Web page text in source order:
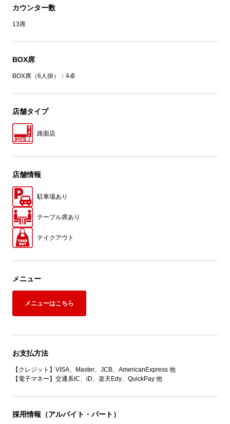
カウンター数
13席
BOX席
BOX席（6人掛）：4卓
店舗タイプ
路面店
店舗情報
駐車場あり
テーブル席あり
テイクアウト
メニュー
メニューはこちら
お支払方法
【クレジット】VISA、Master、JCB、AmericanExpress 他
【電子マネー】交通系IC、iD、楽天Edy、QuickPay 他
採用情報（アルバイト・パート）